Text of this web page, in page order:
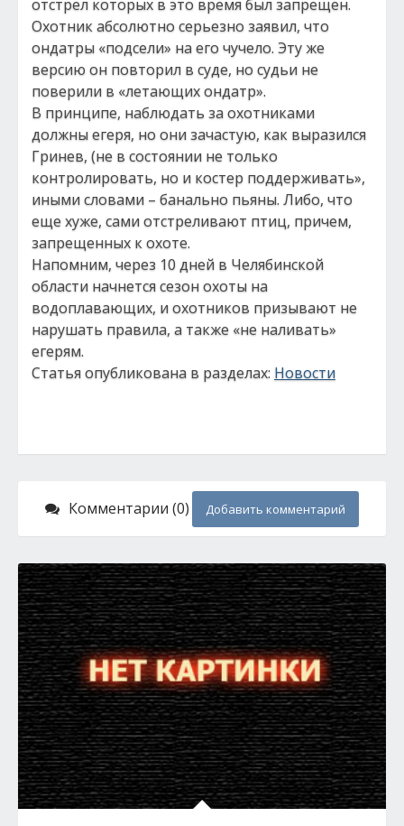
отстрел которых в это время был запрещен.
Охотник абсолютно серьезно заявил, что
ондатры «подсели» на его чучело. Эту же
версию он повторил в суде, но судьи не
поверили в «летающих ондатр».
В принципе, наблюдать за охотниками
должны егеря, но они зачастую, как выразился
Гринев, (не в состоянии не только
контролировать, но и костер поддерживать»,
иными словами – банально пьяны. Либо, что
еще хуже, сами отстреливают птиц, причем,
запрещенных к охоте.
Напомним, через 10 дней в Челябинской
области начнется сезон охоты на
водоплавающих, и охотников призывают не
нарушать правила, а также «не наливать»
егерям.
Статья опубликована в разделах: Новости
Комментарии (0) Добавить комментарий